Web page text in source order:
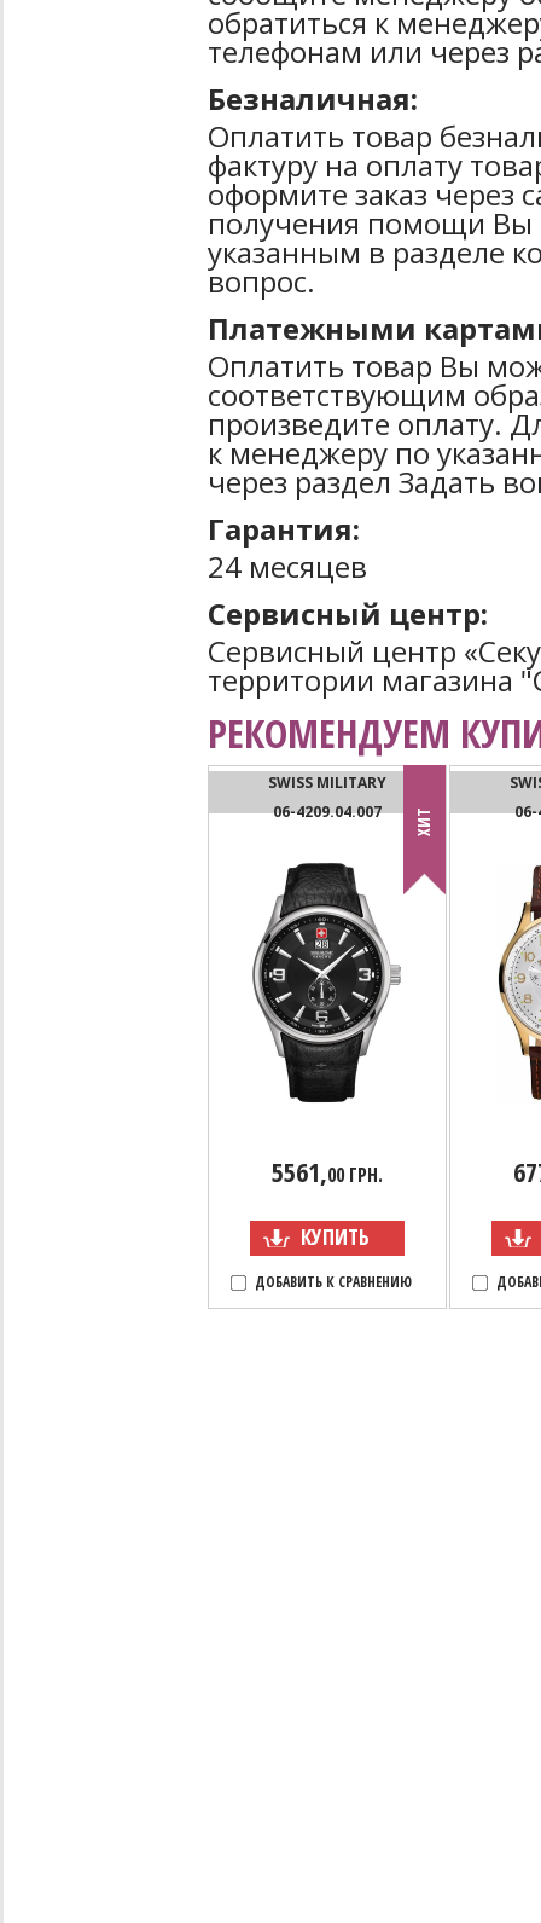
обратиться к
телефонам или через
Безналичная:
Оплатить товар
фактуру на оплату
оформите заказ через
получения помощи Вы
указанным в разделе
вопрос.
Платежными
Оплатить товар Вы
соответствующим
произведите оплату.
к менеджеру по
через раздел Задать
Гарантия:
24 месяцев
Сервисный центр:
Сервисный центр
территории магазина
РЕКОМЕНДУЕМ
ХИТ
SWISS MILITARY
06-4209.04.007
5561,00 ГРН.
КУПИТЬ
ДОБАВИТЬ К СРАВНЕНИЮ
06-